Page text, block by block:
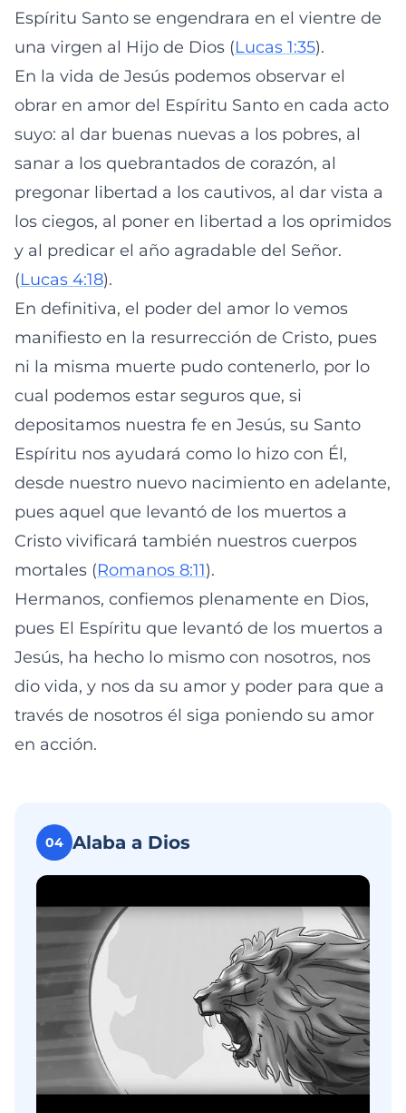
Espíritu Santo se engendrara en el vientre de
una virgen al Hijo de Dios (Lucas 1:35).
En la vida de Jesús podemos observar el
obrar en amor del Espíritu Santo en cada acto
suyo: al dar buenas nuevas a los pobres, al
sanar a los quebrantados de corazón, al
pregonar libertad a los cautivos, al dar vista a
los ciegos, al poner en libertad a los oprimidos
y al predicar el año agradable del Señor.
(Lucas 4:18).
En definitiva, el poder del amor lo vemos
manifiesto en la resurrección de Cristo, pues
ni la misma muerte pudo contenerlo, por lo
cual podemos estar seguros que, si
depositamos nuestra fe en Jesús, su Santo
Espíritu nos ayudará como lo hizo con Él,
desde nuestro nuevo nacimiento en adelante,
pues aquel que levantó de los muertos a
Cristo vivificará también nuestros cuerpos
mortales (Romanos 8:11).
Hermanos, confiemos plenamente en Dios,
pues El Espíritu que levantó de los muertos a
Jesús, ha hecho lo mismo con nosotros, nos
dio vida, y nos da su amor y poder para que a
través de nosotros él siga poniendo su amor
en acción.
04 Alaba a Dios